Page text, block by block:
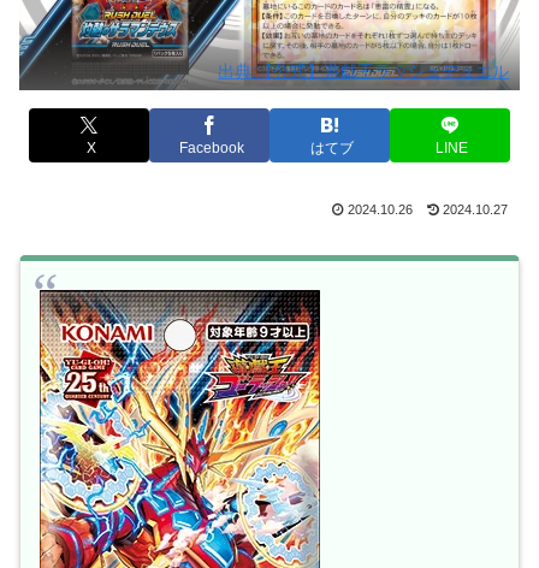
出典:【公式】遊戯王ラッシュデュエル
X Facebook はてブ LINE
2024.10.26 2024.10.27